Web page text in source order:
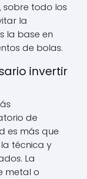
todo los
la
la base en
de bolas.
invertir
de
es más que
técnica y
La
metal o